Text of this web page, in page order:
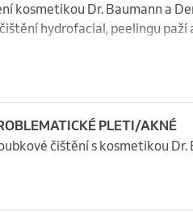
kosmetikou Dr. Baumann a
hydrofacial, peelingu
PLETI/AKNÉ
čištění s kosmetikou Dr.